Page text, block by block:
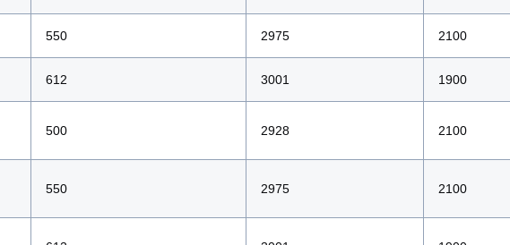
550 2975 2100
612 3001 1900
500 2928 2100
550 2975 2100